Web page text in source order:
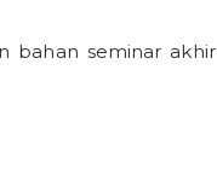
bahan seminar akhir